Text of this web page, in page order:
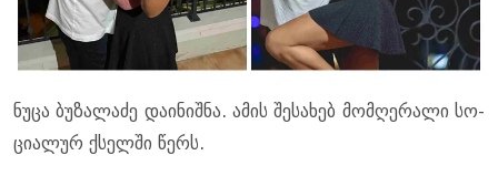
ნუცა ბუ­ზა­ლა­ძე და­ი­ნიშ­ნა. ამის შე­სა­ხებ მომ­ღე­რა­ლი სო­
ცი­ა­ლურ ქსელ­ში წერს.